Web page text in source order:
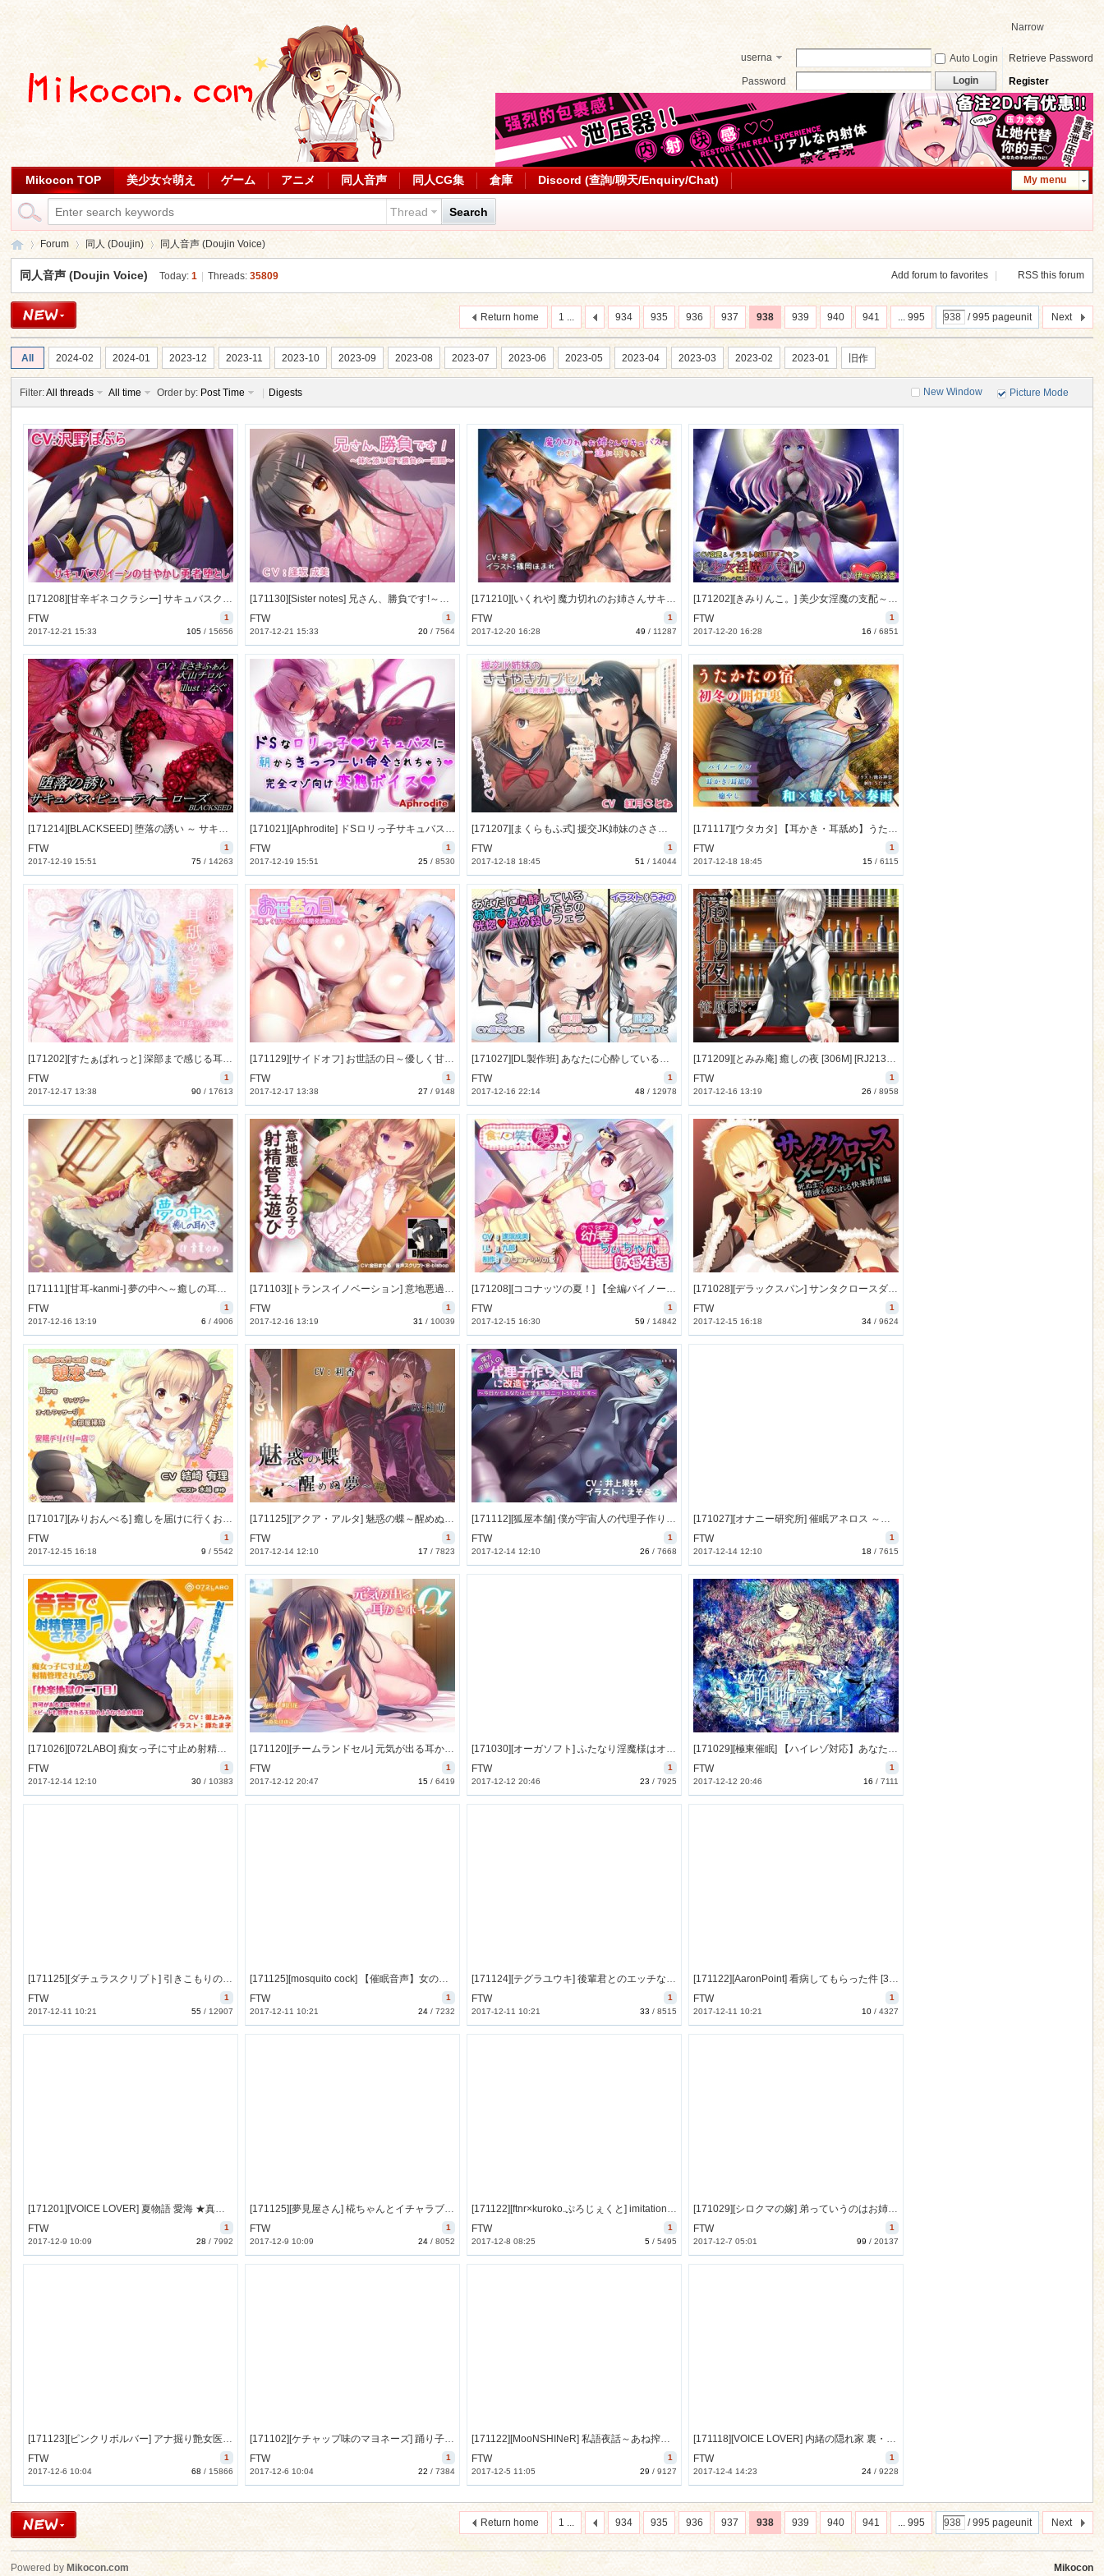
Narrow
userna
Auto Login
Retrieve Password
Password
Login Register
My menu
Mikocon TOP 美少女☆萌え ゲーム アニメ 同人音声 同人CG集 倉庫 Discord (查詢/聊天/Enquiry/Chat)
Thread Search
»
Forum 同人 (Doujin)
›
同人音声 (Doujin Voice)
Add forum to favorites RSS this forum
同人音声 (Doujin Voice) Today:1 Threads:35809
1 ... 934 935 936 937 938 939 940 941 ... 995 / 995 pageunit Next
Return home
All 2024-02 2024-01 2023-12 2023-11 2023-10 2023-09 2023-08 2023-07 2023-06 2023-05 2023-04 2023-03 2023-02 2023-01 旧作
New Window
Filter:All threads All time Order by: Post Time Digests Picture Mode
[171208][甘辛ギネコクラシー] サキュバスクイーンの甘やかし勇者堕とし [408M] [RJ213895]
1
FTW
105 / 15656
2017-12-21 15:33
[171130][Sister notes] 兄さん、勝負です!～妹と添い寝で勝負の一週間～ [1107M] [RJ211556]
1
FTW
20 /7564
2017-12-21 15:33
[171210][いくれや] 魔力切れのお姉さんサキュバスにやさしく一途に搾られる [1835M] [RJ214370]
1
FTW
49 / 11287
2017-12-20 16:28
[171202][きみりんこ。] 美少女淫魔の支配～マゾ奴隷への極上100カウントダウン～<CV変更リメイク> [209M] [RJ213942]
1
FTW
16 /6851
2017-12-20 16:28
[171214][BLACKSEED] 堕落の誘い ～ サキュバス・ビューティー ローズ ～ [1150M] [RJ214361]
1
FTW
75 / 14263
2017-12-19 15:51
[171021][Aphrodite] ドSロリっ子サキュバスに朝からきっつーい命令されちゃう完全マゾ向け変態ボイス [40M] [RJ211196]
1
FTW
25 /8530
2017-12-19 15:51
[171207][まくらもふ式] 援交JK姉妹のささやきカプセル☆～朝まで密着添い寝えっち～ [499M] [RJ213948]
1
FTW
51 / 14044
2017-12-18 18:45
[171117][ウタカタ] 【耳かき・耳舐め】うたかたの宿 初冬の囲炉裏【バイノーラル・癒やし】 (Ver.2017-11-18) [1232M] [RJ211713]
1
FTW
15 /6115
2017-12-18 18:45
[171202][すたぁぱれっと] 深部まで感じる耳舐めセラピー【バイノーラル】 [2229M] [RJ213041]
1
FTW
90 / 17613
2017-12-17 13:38
[171129][サイドオフ] お世話の日～優しく甘いご主人様開発調教日記～ [341M] [RJ213773]
1
FTW
27 /9148
2017-12-17 13:38
[171027][DL製作班] あなたに心酔しているお姉さんメイドたちの恍惚褒め殺しフェラ [987M] [RJ210165]
1
FTW
48 / 12978
2017-12-16 22:14
[171209][とみみ庵] 癒しの夜 [306M] [RJ213992]
1
FTW
26 /8958
2017-12-16 13:19
[171111][甘耳-kanmi-] 夢の中へ～癒しの耳かき～ [41M] [RJ212160]
1
FTW
6 /4906
2017-12-16 13:19
[171103][トランスイノベーション] 意地悪過ぎる女の子の射精管理遊び～地獄のオナサポ～ [307M] [RJ208060]
1
FTW
31 / 10039
2017-12-16 13:19
[171208][ココナッツの夏！] 【全編バイノーラル収録】食べて笑って愛されて幼妻ちぃちゃんとのらぶらぶ新婚生活【発売より28日間限定で10%OFF!】 [12147M] [RJ214195]
1
FTW
59 / 14842
2017-12-15 16:30
[171028][デラックスパン] サンタクロースダークサイド～死ぬまで精液を搾られる快楽拷問編～ [68M] [RJ211280]
1
FTW
34 /9624
2017-12-15 16:18
[171017][みりおんべる] 癒しを届けに行くお店 憩恋-icoi- ゆずき [368M] [RJ210359]
1
FTW
9 /5542
2017-12-15 16:18
[171125][アクア・アルタ] 魅惑の蝶～醒めぬ夢～ [567M] [RJ213311]
1
FTW
17 /7823
2017-12-14 12:10
[171112][狐屋本舗] 僕が宇宙人の代理子作り人間に改造される全行程 ～今日からあなたは代理生殖ユニット512号です～ [218M] [RJ209816]
1
FTW
26 /7668
2017-12-14 12:10
[171027][オナニー研究所] 催眠アネロス ～アネロスを使ったメスイキ誘導～ [414M] [RJ210640]
1
FTW
18 /7615
2017-12-14 12:10
[171026][072LABO] 痴女っ子に寸止め射精管理されちゃう「快楽地獄の二丁目」 [141M] [RJ210901]
1
FTW
30 / 10383
2017-12-14 12:10
[171120][チームランドセル] 元気が出る耳かきボイスα [453M] [RJ213113]
1
FTW
15 /6419
2017-12-12 20:47
[171030][オーガソフト] ふたなり淫魔様はオナ禁明け! [193M] [RJ209334]
1
FTW
23 /7925
2017-12-12 20:46
[171029][極東催眠] 【ハイレゾ対応】あなたも明晰夢を見られる!【催眠音声】 [731M] [RJ211797]
1
FTW
16 /7111
2017-12-12 20:46
[171125][ダチュラスクリプト] 引きこもりの美少女妹の性欲処理係 [304M] [RJ212888]
1
FTW
55 / 12907
2017-12-11 10:21
[171125][mosquito cock] 【催眠音声】女の子に催眠術で好きにされ手ェ [1153M] [RJ212704]
1
FTW
24 /7232
2017-12-11 10:21
[171124][テグラユウキ] 後輩君とのエッチな放課後～Sっ気のある先輩に耳舐め濃厚えっちされまくる～【立体音響】 [1199M] [RJ212502]
1
FTW
33 /8515
2017-12-11 10:21
[171122][AaronPoint] 看病してもらった件 [330M] [RJ212767]
1
FTW
10 /4327
2017-12-11 10:21
[171201][VOICE LOVER] 夏物語 愛海 ★真夏の汗だくえっちは感度200ぱーせーんと!★ [2761M] [RJ213851]
1
FTW
28 /7992
2017-12-9 10:09
[171125][夢見屋さん] 椛ちゃんとイチャラブちゅっちゅしちゃうお話 [598M] [RJ213231]
1
FTW
24 /8052
2017-12-9 10:09
[171122][ftnr×kuroko.ぷろじぇくと] imitation～男の娘アイドルがバレるまで～ [104M] [RJ211787]
1
FTW
5 /5495
2017-12-8 08:25
[171029][シロクマの嫁] 弟っていうのはお姉ちゃんが大好きな生き物なんでしょ? [2907M] [RJ211017]
1
FTW
99 /20137
2017-12-7 05:01
[171123][ピンクリボルバー] アナ掘り艶女医さんの――前立腺コリコリによる強制メスイキ搾精治療♪ [738M] [RJ213274]
1
FTW
68 / 15866
2017-12-6 10:04
[171102][ケチャップ味のマヨネーズ] 踊り子に乗り移ったサキュバスから踊り子を助けるために三日間オナ禁する勇者様 [163M] [RJ211814]
1
FTW
22 /7384
2017-12-6 10:04
[171122][MooNSHINeR] 私語夜話～あね搾精01～「あねキュバス01」 [1726M] [RJ212881]
1
FTW
29 /9127
2017-12-5 11:05
[171118][VOICE LOVER] 内緒の隠れ家 裏・あまえた樓 紗季 [2913M] [RJ212422]
1
FTW
24 /9228
2017-12-4 14:23
1 ... 934 935 936 937 938 939 940 941 ... 995 / 995 pageunit Next
Return home
Mikocon
Powered by Mikocon.com